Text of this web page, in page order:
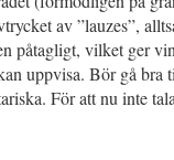
av ”lauzes”,
påtagligt, vilket ger
uppvisa. Bör gå bra
För att nu inte